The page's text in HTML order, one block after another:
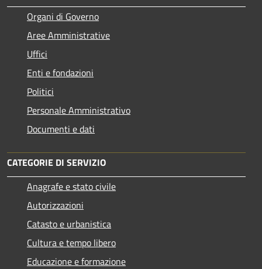
Organi di Governo
Aree Amministrative
Uffici
Enti e fondazioni
Politici
Personale Amministrativo
Documenti e dati
CATEGORIE DI SERVIZIO
Anagrafe e stato civile
Autorizzazioni
Catasto e urbanistica
Cultura e tempo libero
Educazione e formazione